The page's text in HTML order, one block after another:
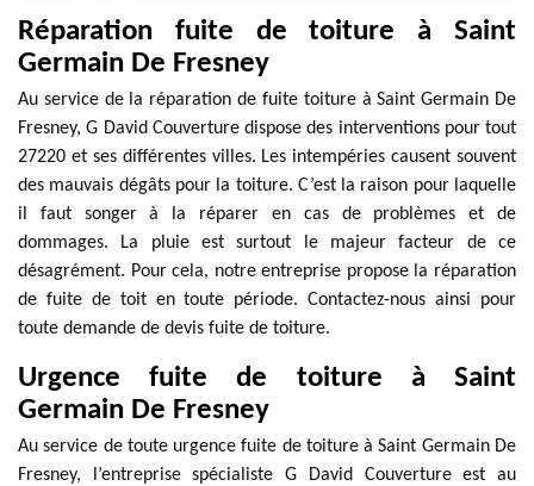
Réparation fuite de toiture à Saint
Germain De Fresney
Au service de la réparation de fuite toiture à Saint Germain De
Fresney, G David Couverture dispose des interventions pour tout
27220 et ses différentes villes. Les intempéries causent souvent
des mauvais dégâts pour la toiture. C’est la raison pour laquelle
il faut songer à la réparer en cas de problèmes et de
dommages. La pluie est surtout le majeur facteur de ce
désagrément. Pour cela, notre entreprise propose la réparation
de fuite de toit en toute période. Contactez-nous ainsi pour
toute demande de devis fuite de toiture.
Urgence fuite de toiture à Saint
Germain De Fresney
Au service de toute urgence fuite de toiture à Saint Germain De
Fresney, l’entreprise spécialiste G David Couverture est au